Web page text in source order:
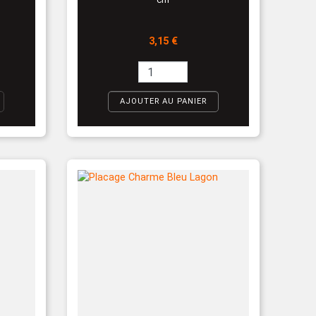
Prix
3,15 €
AJOUTER AU PANIER